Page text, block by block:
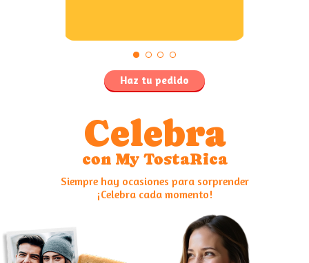
Haz tu pedido
Celebra
con My TostaRica
Siempre hay ocasiones para sorprender
¡Celebra cada momento!